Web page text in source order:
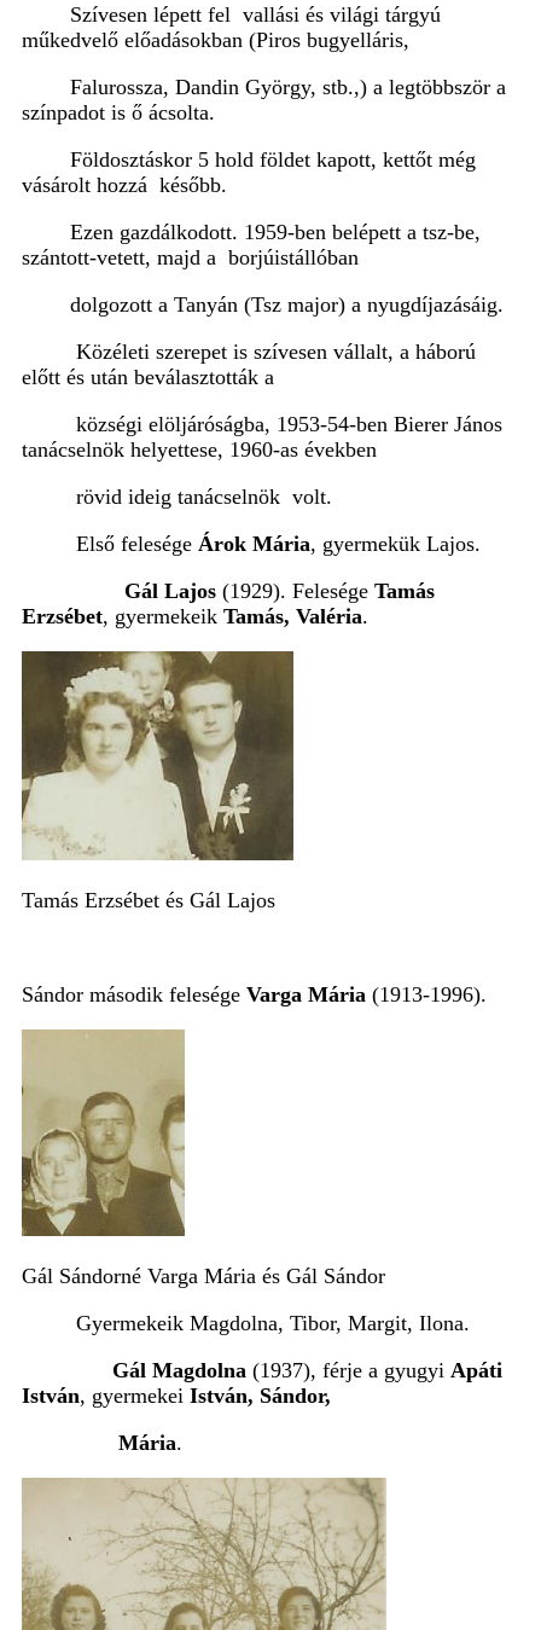
Szívesen lépett fel vallási és világi tárgyú
műkedvelő előadásokban (Piros bugyelláris,
Falurossza, Dandin György, stb.,) a legtöbbször a
színpadot is ő ácsolta.
Földosztáskor 5 hold földet kapott, kettőt még
vásárolt hozzá később.
Ezen gazdálkodott. 1959-ben belépett a tsz-be,
szántott-vetett, majd a borjúistállóban
dolgozott a Tanyán (Tsz major) a nyugdíjazásáig.
Közéleti szerepet is szívesen vállalt, a háború
előtt és után beválasztották a
községi elöljáróságba, 1953-54-ben Bierer János
tanácselnök helyettese, 1960-as években
rövid ideig tanácselnök volt.
Első felesége Árok Mária, gyermekük Lajos.
Gál Lajos (1929). Felesége Tamás
Erzsébet, gyermekeik Tamás, Valéria.
Tamás Erzsébet és Gál Lajos
Sándor második felesége Varga Mária (1913-1996).
Gál Sándorné Varga Mária és Gál Sándor
Gyermekeik Magdolna, Tibor, Margit, Ilona.
Gál Magdolna (1937), férje a gyugyi Apáti
István, gyermekei István, Sándor,
Mária.